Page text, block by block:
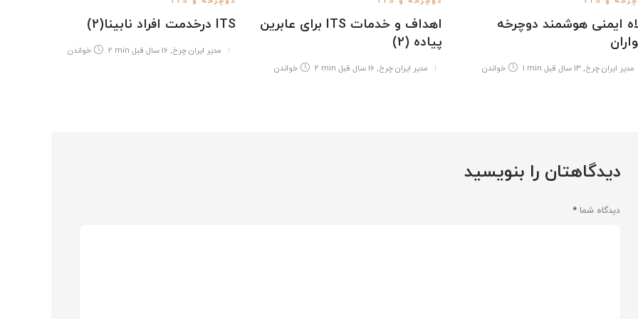
ایمنی هوشمند دوچرخه
مدیر ایران چرخ, 13 سال قبل 1 min خواندن
اهداف و خدمات ITS برای عابرین
پیاده (2)
مدیر ایران چرخ, 16 سال قبل 2 min خواندن
ITS درخدمت افراد نابینا(2)
مدیر ایران چرخ, 16 سال قبل 2 min خواندن
دیدگاهتان را بنویسید
دیدگاه شما *